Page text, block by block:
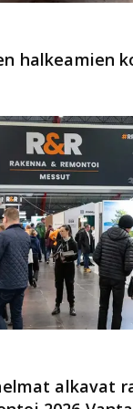
halkeamien
alkavat